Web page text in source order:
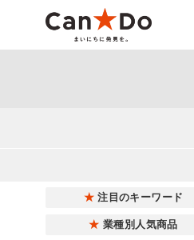
注目のキーワード
業種別人気商品